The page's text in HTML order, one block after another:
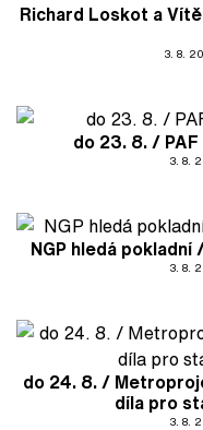
Richard Loskot a
3. 8.
do 23. 8. /
3. 8.
NGP hledá
3. 8.
do 24. 8. /
díla pro
3. 8.